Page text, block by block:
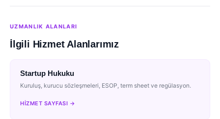
UZMANLIK ALANLARI
İlgili Hizmet Alanlarımız
Startup Hukuku
Kuruluş, kurucu sözleşmeleri, ESOP, term sheet ve regülasyon.
HIZMET SAYFASI →